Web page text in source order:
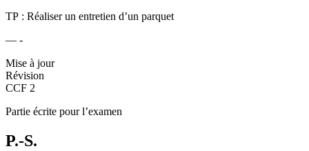
TP : Réaliser un entretien d’un parquet
— -
Mise à jour
Révision
CCF 2
Partie écrite pour l’examen
P.-S.